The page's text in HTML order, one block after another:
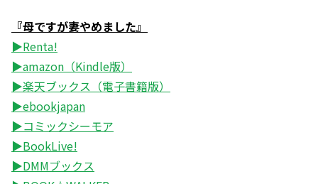
『母ですが妻やめました』
▶Renta!
▶amazon（Kindle版）
▶楽天ブックス（電子書籍版）
▶ebookjapan
▶コミックシーモア
▶BookLive!
▶DMMブックス